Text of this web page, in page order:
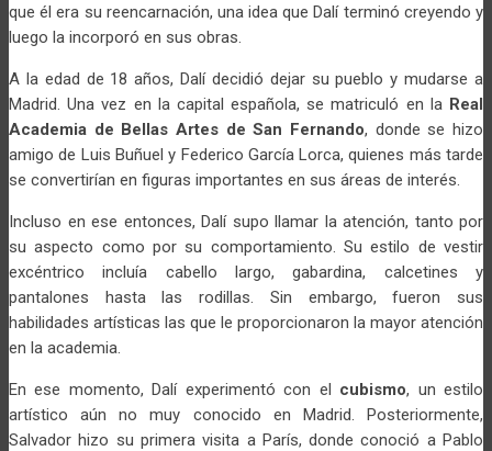
que él era su reencarnación, una idea que Dalí terminó creyendo y
luego la incorporó en sus obras.
A la edad de 18 años, Dalí decidió dejar su pueblo y mudarse a
Madrid. Una vez en la capital española, se matriculó en la Real
Academia de Bellas Artes de San Fernando, donde se hizo
amigo de Luis Buñuel y Federico García Lorca, quienes más tarde
se convertirían en figuras importantes en sus áreas de interés.
Incluso en ese entonces, Dalí supo llamar la atención, tanto por
su aspecto como por su comportamiento. Su estilo de vestir
excéntrico incluía cabello largo, gabardina, calcetines y
pantalones hasta las rodillas. Sin embargo, fueron sus
habilidades artísticas las que le proporcionaron la mayor atención
en la academia.
En ese momento, Dalí experimentó con el cubismo, un estilo
artístico aún no muy conocido en Madrid. Posteriormente,
Salvador hizo su primera visita a París, donde conoció a Pablo